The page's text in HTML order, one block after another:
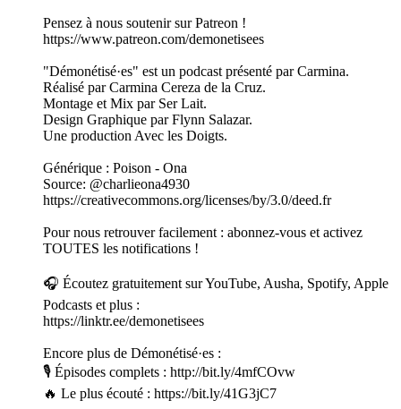
Pensez à nous soutenir sur Patreon !
https://www.patreon.com/demonetisees
"Démonétisé·es" est un podcast présenté par Carmina.
Réalisé par Carmina Cereza de la Cruz.
Montage et Mix par Ser Lait.
Design Graphique par Flynn Salazar.
Une production Avec les Doigts.
Générique : Poison - Ona
Source: @charlieona4930
https://creativecommons.org/licenses/by/3.0/deed.fr
Pour nous retrouver facilement : abonnez-vous et activez
TOUTES les notifications !
🎧 Écoutez gratuitement sur YouTube, Ausha, Spotify, Apple
Podcasts et plus :
https://linktr.ee/demonetisees
Encore plus de Démonétisé·es :
🎙 Épisodes complets : http://bit.ly/4mfCOvw
🔥 Le plus écouté : https://bit.ly/41G3jC7